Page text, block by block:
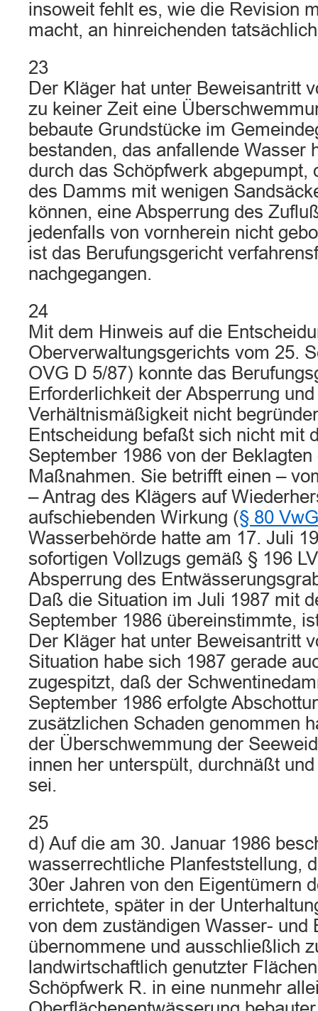
insoweit fehlt es, wie die Revision
macht, an hinreichenden
23
Der Kläger hat unter Beweisantritt
zu keiner Zeit eine
bebaute Grundstücke im
bestanden, das anfallende Wasser
durch das Schöpfwerk abgepumpt,
des Damms mit wenigen
können, eine Absperrung des
jedenfalls von vornherein nicht
ist das Berufungsgericht
nachgegangen.
24
Mit dem Hinweis auf die
Oberverwaltungsgerichts vom 25.
OVG D 5/87) konnte das
Erforderlichkeit der Absperrung
Verhältnismäßigkeit nicht
Entscheidung befaßt sich nicht mit
September 1986 von der Beklagten
Maßnahmen. Sie betrifft einen –
– Antrag des Klägers auf
aufschiebenden Wirkung (§ 80
Wasserbehörde hatte am 17. Juli
sofortigen Vollzugs gemäß § 196
Absperrung des
Daß die Situation im Juli 1987 mit
September 1986 übereinstimmte,
Der Kläger hat unter Beweisantritt
Situation habe sich 1987 gerade
zugespitzt, daß der
September 1986 erfolgte
zusätzlichen Schaden genommen
der Überschwemmung der
innen her unterspült, durchnäßt
sei.
25
d) Auf die am 30. Januar 1986
wasserrechtliche Planfeststellung,
30er Jahren von den Eigentümern
errichtete, später in der
von dem zuständigen Wasser- und
übernommene und ausschließlich
landwirtschaftlich genutzter
Schöpfwerk R. in eine nunmehr